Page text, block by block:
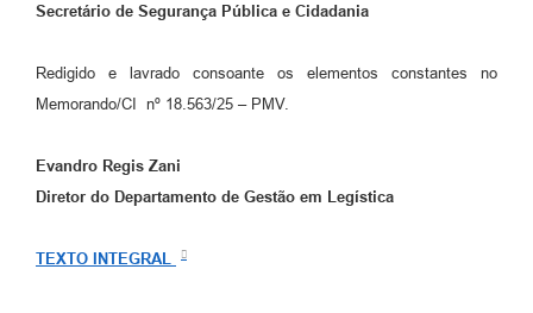
Secretário de Segurança Pública e Cidadania
Redigido e lavrado consoante os elementos constantes no
Memorando/CI nº 18.563/25 – PMV.
Evandro Regis Zani
Diretor do Departamento de Gestão em Legística
TEXTO INTEGRAL